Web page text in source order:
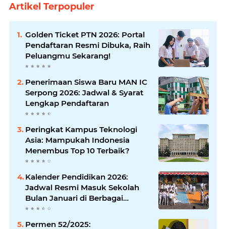
Artikel Terpopuler
Golden Ticket PTN 2026: Portal
Pendaftaran Resmi Dibuka, Raih
Peluangmu Sekarang!
Penerimaan Siswa Baru MAN IC
Serpong 2026: Jadwal & Syarat
Lengkap Pendaftaran
Peringkat Kampus Teknologi
Asia: Mampukah Indonesia
Menembus Top 10 Terbaik?
Kalender Pendidikan 2026:
Jadwal Resmi Masuk Sekolah
Bulan Januari di Berbagai
Daerah
Permen 52/2025: